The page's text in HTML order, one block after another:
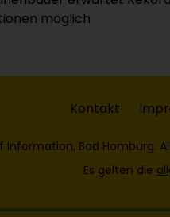
möglich
Kontakt
Bad Homburg.
Es gelten die